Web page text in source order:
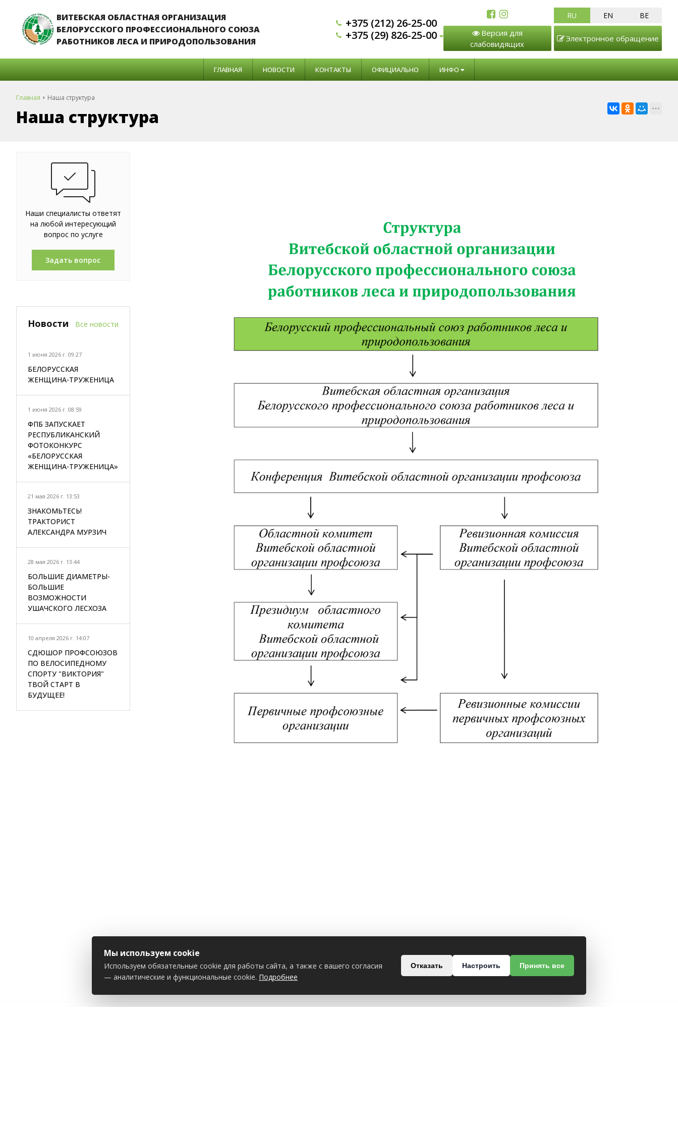
ВИТЕБСКАЯ ОБЛАСТНАЯ ОРГАНИЗАЦИЯ
БЕЛОРУССКОГО ПРОФЕССИОНАЛЬНОГО СОЮЗА
РАБОТНИКОВ ЛЕСА И ПРИРОДОПОЛЬЗОВАНИЯ
+375 (212) 26-25-00
+375 (29) 826-25-00
RU EN BE
Версия для
слабовидящих
Электронное обращение
ГЛАВНАЯ НОВОСТИ КОНТАКТЫ ОФИЦИАЛЬНО ИНФО
Главная Наша структура
Наша структура
Наши специалисты ответят
на любой интересующий
вопрос по услуге
Задать вопрос
Новости Все новости
1 июня 2026 г. 09:27
БЕЛОРУССКАЯ
ЖЕНЩИНА-ТРУЖЕНИЦА
1 июня 2026 г. 08:59
ФПБ ЗАПУСКАЕТ
РЕСПУБЛИКАНСКИЙ
ФОТОКОНКУРС
«БЕЛОРУССКАЯ
ЖЕНЩИНА-ТРУЖЕНИЦА»
21 мая 2026 г. 13:53
ЗНАКОМЬТЕСЬ!
ТРАКТОРИСТ
АЛЕКСАНДРА МУРЗИЧ
28 мая 2026 г. 13:44
БОЛЬШИЕ ДИАМЕТРЫ-
БОЛЬШИЕ
ВОЗМОЖНОСТИ
УШАЧСКОГО ЛЕСХОЗА
10 апреля 2026 г. 14:07
СДЮШОР ПРОФСОЮЗОВ
ПО ВЕЛОСИПЕДНОМУ
СПОРТУ "ВИКТОРИЯ"
ТВОЙ СТАРТ В
БУДУЩЕЕ!
Мы используем cookie
Используем обязательные cookie для работы сайта, а также с вашего согласия
— аналитические и функциональные cookie. Подробнее
Отказать Настроить Принять все